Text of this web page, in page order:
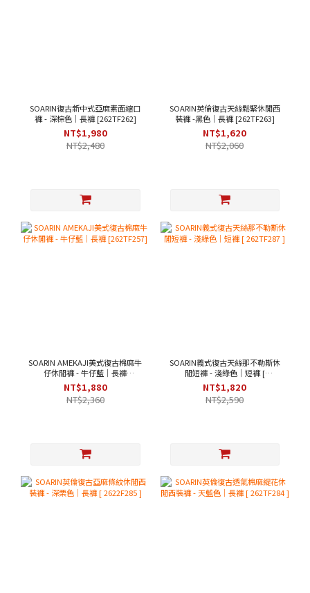
SOARIN復古新中式亞麻素面縮口
褲 - 深棕色｜長褲 [262TF262]
NT$1,980
NT$2,480
SOARIN英倫復古天絲鬆緊休閒西
裝褲 -黑色｜長褲 [262TF263]
NT$1,620
NT$2,060
SOARIN AMEKAJI美式復古棉麻牛
仔休閒褲 - 牛仔藍｜長褲
[262TF257]
NT$1,880
NT$2,360
SOARIN義式復古天絲那不勒斯休
閒短褲 - 淺綠色｜短褲 [
262TF287 ]
NT$1,820
NT$2,590